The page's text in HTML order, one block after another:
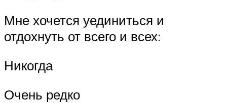
Мне хочется уединиться и
отдохнуть от всего и всех:
Никогда
Очень редко